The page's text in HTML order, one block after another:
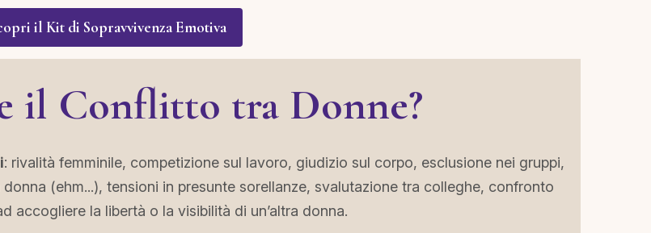
il Kit di Sopravvivenza Emotiva
il Conflitto tra Donne?
: rivalità femminile, competizione sul lavoro, giudizio sul corpo, esclusione nei gruppi,
(ehm...), tensioni in presunte sorellanze, svalutazione tra colleghe, confronto
accogliere la libertà o la visibilità di un’altra donna.